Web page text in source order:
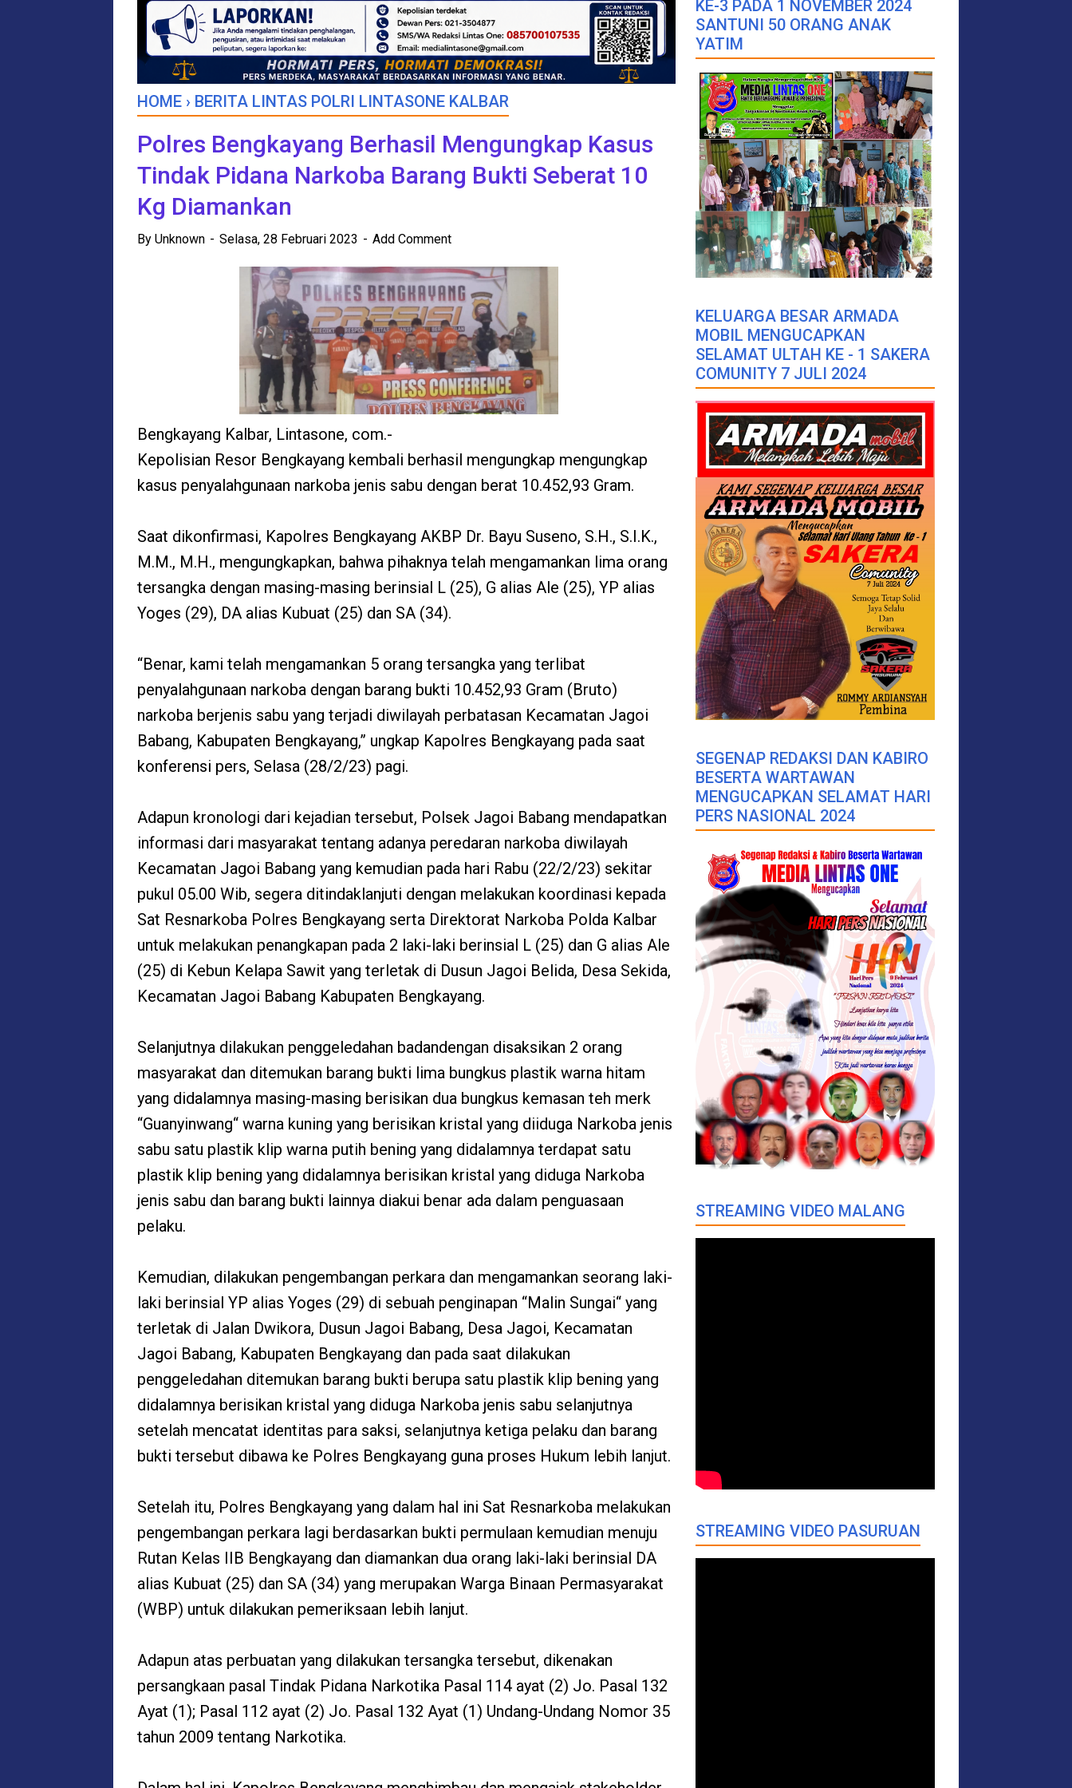
HOME › BERITA LINTAS POLRI LINTASONE KALBAR
Polres Bengkayang Berhasil Mengungkap Kasus
Tindak Pidana Narkoba Barang Bukti Seberat 10
Kg Diamankan
By Unknown Selasa, 28 Februari 2023 Add Comment
Bengkayang Kalbar, Lintasone, com.-
Kepolisian Resor Bengkayang kembali berhasil mengungkap mengungkap
kasus penyalahgunaan narkoba jenis sabu dengan berat 10.452,93 Gram.
Saat dikonfirmasi, Kapolres Bengkayang AKBP Dr. Bayu Suseno, S.H., S.I.K.,
M.M., M.H., mengungkapkan, bahwa pihaknya telah mengamankan lima orang
tersangka dengan masing-masing berinsial L (25), G alias Ale (25), YP alias
Yoges (29), DA alias Kubuat (25) dan SA (34).
“Benar, kami telah mengamankan 5 orang tersangka yang terlibat
penyalahgunaan narkoba dengan barang bukti 10.452,93 Gram (Bruto)
narkoba berjenis sabu yang terjadi diwilayah perbatasan Kecamatan Jagoi
Babang, Kabupaten Bengkayang,” ungkap Kapolres Bengkayang pada saat
konferensi pers, Selasa (28/2/23) pagi.
Adapun kronologi dari kejadian tersebut, Polsek Jagoi Babang mendapatkan
informasi dari masyarakat tentang adanya peredaran narkoba diwilayah
Kecamatan Jagoi Babang yang kemudian pada hari Rabu (22/2/23) sekitar
pukul 05.00 Wib, segera ditindaklanjuti dengan melakukan koordinasi kepada
Sat Resnarkoba Polres Bengkayang serta Direktorat Narkoba Polda Kalbar
untuk melakukan penangkapan pada 2 laki-laki berinsial L (25) dan G alias Ale
(25) di Kebun Kelapa Sawit yang terletak di Dusun Jagoi Belida, Desa Sekida,
Kecamatan Jagoi Babang Kabupaten Bengkayang.
Selanjutnya dilakukan penggeledahan badandengan disaksikan 2 orang
masyarakat dan ditemukan barang bukti lima bungkus plastik warna hitam
yang didalamnya masing-masing berisikan dua bungkus kemasan teh merk
“Guanyinwang“ warna kuning yang berisikan kristal yang diiduga Narkoba jenis
sabu satu plastik klip warna putih bening yang didalamnya terdapat satu
plastik klip bening yang didalamnya berisikan kristal yang diduga Narkoba
jenis sabu dan barang bukti lainnya diakui benar ada dalam penguasaan
pelaku.
Kemudian, dilakukan pengembangan perkara dan mengamankan seorang laki-
laki berinsial YP alias Yoges (29) di sebuah penginapan “Malin Sungai“ yang
terletak di Jalan Dwikora, Dusun Jagoi Babang, Desa Jagoi, Kecamatan
Jagoi Babang, Kabupaten Bengkayang dan pada saat dilakukan
penggeledahan ditemukan barang bukti berupa satu plastik klip bening yang
didalamnya berisikan kristal yang diduga Narkoba jenis sabu selanjutnya
setelah mencatat identitas para saksi, selanjutnya ketiga pelaku dan barang
bukti tersebut dibawa ke Polres Bengkayang guna proses Hukum lebih lanjut.
Setelah itu, Polres Bengkayang yang dalam hal ini Sat Resnarkoba melakukan
pengembangan perkara lagi berdasarkan bukti permulaan kemudian menuju
Rutan Kelas IIB Bengkayang dan diamankan dua orang laki-laki berinsial DA
alias Kubuat (25) dan SA (34) yang merupakan Warga Binaan Permasyarakat
(WBP) untuk dilakukan pemeriksaan lebih lanjut.
Adapun atas perbuatan yang dilakukan tersangka tersebut, dikenakan
persangkaan pasal Tindak Pidana Narkotika Pasal 114 ayat (2) Jo. Pasal 132
Ayat (1); Pasal 112 ayat (2) Jo. Pasal 132 Ayat (1) Undang-Undang Nomor 35
tahun 2009 tentang Narkotika.
KE-3 PADA 1 NOVEMBER 2024
SANTUNI 50 ORANG ANAK
YATIM
KELUARGA BESAR ARMADA
MOBIL MENGUCAPKAN
SELAMAT ULTAH KE - 1 SAKERA
COMUNITY 7 JULI 2024
SEGENAP REDAKSI DAN KABIRO
BESERTA WARTAWAN
MENGUCAPKAN SELAMAT HARI
PERS NASIONAL 2024
STREAMING VIDEO MALANG
STREAMING VIDEO PASURUAN